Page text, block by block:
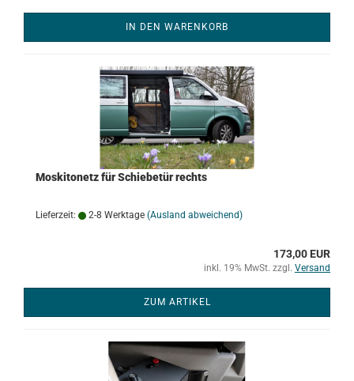
IN DEN WARENKORB
Moskitonetz für Schiebetür rechts
Lieferzeit: 2-8 Werktage (Ausland abweichend)
173,00 EUR
inkl. 19% MwSt. zzgl. Versand
ZUM ARTIKEL